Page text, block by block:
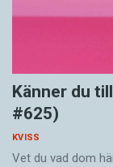
Känner du
#625)
KVISS
Vet du vad dom